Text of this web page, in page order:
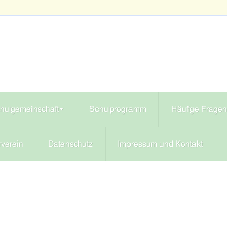
▾ Schulprogramm Häufige Fragen
Datenschutz Impressum und Kontakt